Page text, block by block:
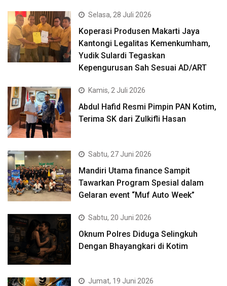
Selasa, 28 Juli 2026
Koperasi Produsen Makarti Jaya
Kantongi Legalitas Kemenkumham,
Yudik Sulardi Tegaskan
Kepengurusan Sah Sesuai AD/ART
Kamis, 2 Juli 2026
Abdul Hafid Resmi Pimpin PAN Kotim,
Terima SK dari Zulkifli Hasan
Sabtu, 27 Juni 2026
Mandiri Utama finance Sampit
Tawarkan Program Spesial dalam
Gelaran event “Muf Auto Week”
Sabtu, 20 Juni 2026
Oknum Polres Diduga Selingkuh
Dengan Bhayangkari di Kotim
Jumat, 19 Juni 2026